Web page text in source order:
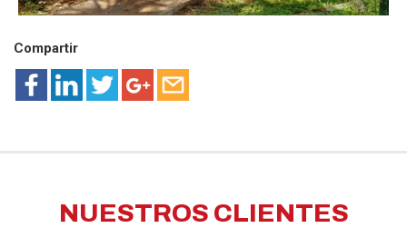
Compartir
NUESTROS CLIENTES